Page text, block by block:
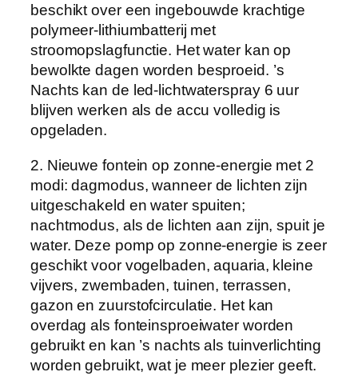
V
/
3
,
5
W
,
e
t
2
4
l
e
d
l
a
m
p
beschikt over een ingebouwde krachtige
polymeer-lithiumbatterij met
stroomopslagfunctie. Het water kan op
bewolkte dagen worden besproeid. ’s
Nachts kan de led-lichtwaterspray 6 uur
blijven werken als de accu volledig is
opgeladen.
2. Nieuwe fontein op zonne-energie met 2
modi: dagmodus, wanneer de lichten zijn
uitgeschakeld en water spuiten;
nachtmodus, als de lichten aan zijn, spuit je
water. Deze pomp op zonne-energie is zeer
geschikt voor vogelbaden, aquaria, kleine
vijvers, zwembaden, tuinen, terrassen,
gazon en zuurstofcirculatie. Het kan
overdag als fonteinsproeiwater worden
gebruikt en kan ’s nachts als tuinverlichting
worden gebruikt, wat je meer plezier geeft.